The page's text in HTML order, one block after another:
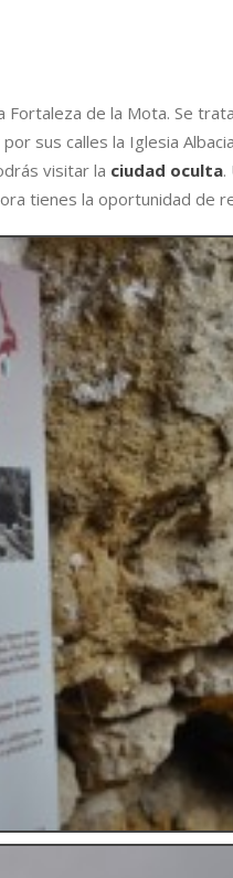
de la Mota. Se
sus calles la Iglesia
visitar la ciudad oculta.
tienes la oportunidad de